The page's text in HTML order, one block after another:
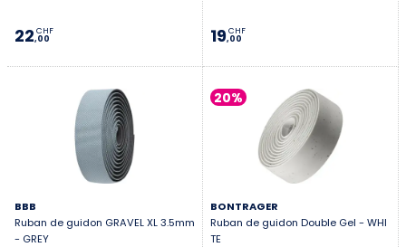
22,00
CHF 19,00
CHF
BBB
Ruban de guidon GRAVEL XL 3.5mm
- GREY
20%
BONTRAGER
Ruban de guidon Double Gel - WHI
TE